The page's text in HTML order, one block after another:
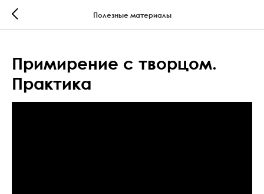
Полезные материалы
Примирение с творцом.
Практика